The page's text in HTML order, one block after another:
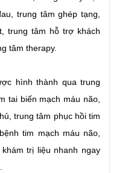
trung tâm ghép tạng,
trung tâm hỗ trợ khách
tâm therapy.
hình thành qua trung
tai biến mạch máu não,
trung tâm phục hồi tim
tim mạch máu não,
trị liệu nhanh ngay